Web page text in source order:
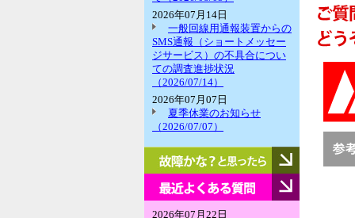
2026年07月14日
一般回線用通報装置からの
SMS通報（ショートメッセー
ジサービス）の不具合につい
ての調査進捗状況
（2026/07/14）
2026年07月07日
夏季休業のお知らせ
（2026/07/07）
な？
2026年07月22日